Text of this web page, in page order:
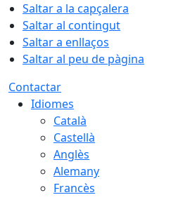
Saltar a la capçalera
Saltar al contingut
Saltar a enllaços
Saltar al peu de pàgina
Contactar
Idiomes
Català
Castellà
Anglès
Alemany
Francès